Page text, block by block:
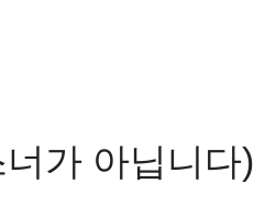
가 아닙니다)